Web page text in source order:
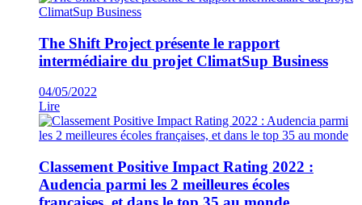
The Shift Project présente le rapport
intermédiaire du projet ClimatSup Business
04/05/2022
Lire
Classement Positive Impact Rating 2022 :
Audencia parmi les 2 meilleures écoles